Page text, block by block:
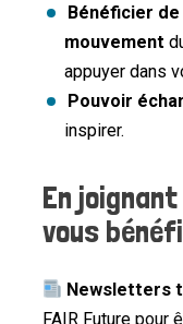
Bénéficier
mouvement
appuyer dans
Pouvoir
inspirer.
En
vous
Newsletters
FAIR Future pour